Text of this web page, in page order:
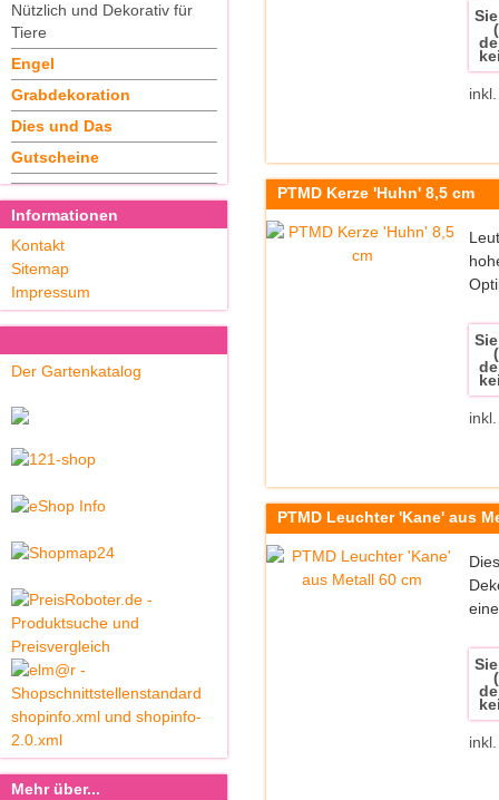
PTMD Kerze 'Huhn' 8,5 cm
PTMD Leuchter 'Kane' aus
Nützlich und Dekorativ für
Tiere
Engel
Grabdekoration
Dies und Das
Gutscheine
Informationen
Kontakt
Sitemap
Impressum
Der Gartenkatalog
Mehr über...